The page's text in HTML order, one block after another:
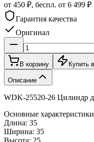
от 450 ₽, беспл. от 6 499 ₽
Гарантия качества
Оригинал
В корзину Купить
Описание
WDK-25520-26 Цилиндр
Основные
Длина: 35
Ширина: 35